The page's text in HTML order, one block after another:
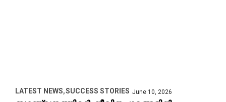
LATEST NEWS SUCCESS STORIES June 10, 2026